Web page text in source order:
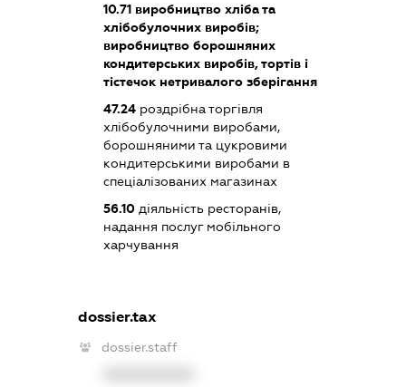
10.71виробництво хліба та
хлібобулочних виробів;
виробництво борошняних
кондитерських виробів, тортів і
тістечок нетривалого зберігання
47.24роздрібна торгівля
хлібобулочними виробами,
борошняними та цукровими
кондитерськими виробами в
спеціалізованих магазинах
56.10діяльність ресторанів,
надання послуг мобільного
харчування
dossier.tax
dossier.staff